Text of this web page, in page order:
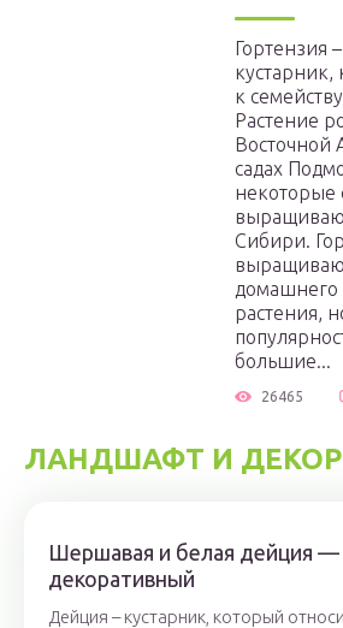
Гортензия
кустарник,
к
Растение
Восточной
садах
некоторые
Сибири.
домашнего
растения,
большие...
26465
ЛАНДШАФТ И ДЕКОР
Шершавая и белая дейция —
декоративный
Дейция – кустарник, который